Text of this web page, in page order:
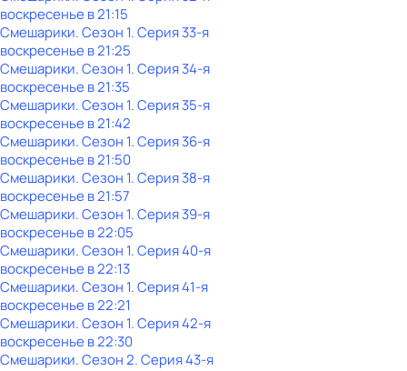
воскресенье в21:15
Смешарики. Сезон 1. Серия 33-я
воскресенье в21:25
Смешарики. Сезон 1. Серия 34-я
воскресенье в21:35
Смешарики. Сезон 1. Серия 35-я
воскресенье в21:42
Смешарики. Сезон 1. Серия 36-я
воскресенье в21:50
Смешарики. Сезон 1. Серия 38-я
воскресенье в21:57
Смешарики. Сезон 1. Серия 39-я
воскресенье в22:05
Смешарики. Сезон 1. Серия 40-я
воскресенье в22:13
Смешарики. Сезон 1. Серия 41-я
воскресенье в22:21
Смешарики. Сезон 1. Серия 42-я
воскресенье в22:30
Смешарики. Сезон 2. Серия 43-я